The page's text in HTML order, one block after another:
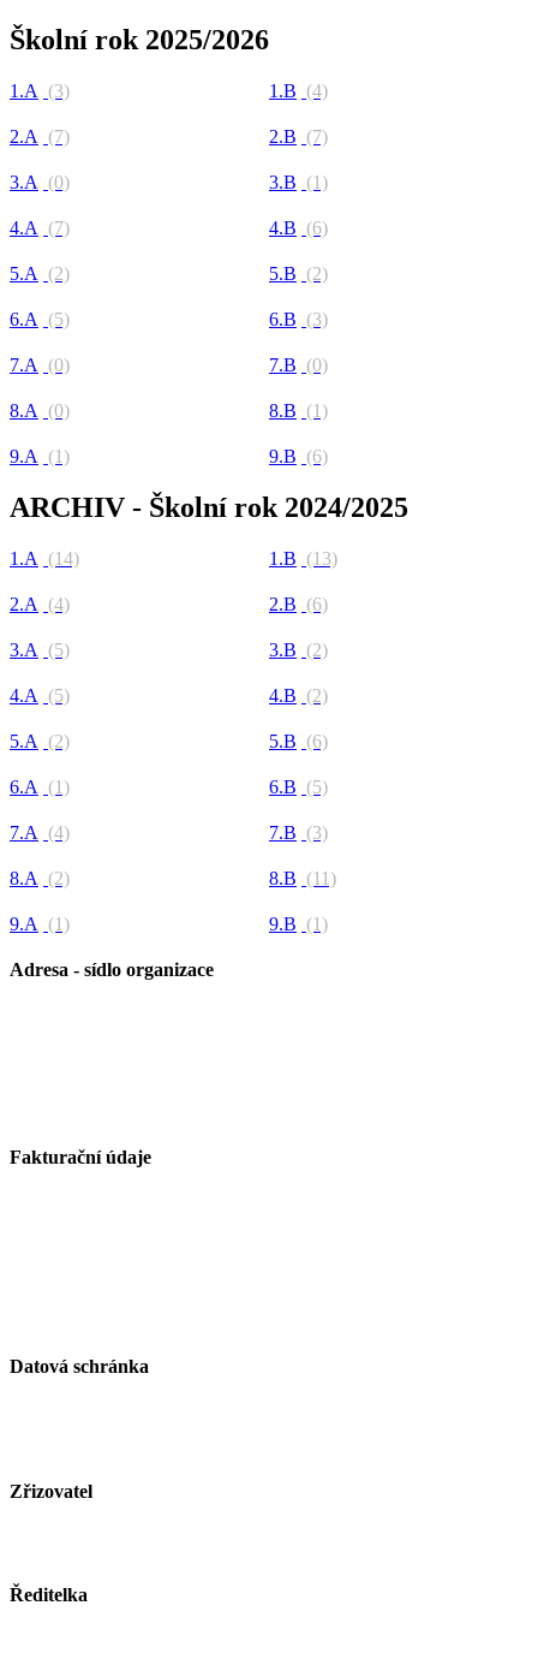
Školní rok 2025/2026
1.A (3) 1.B (4)
2.A (7) 2.B (7)
3.A (0) 3.B (1)
4.A (7) 4.B (6)
5.A (2) 5.B (2)
6.A (5) 6.B (3)
7.A (0) 7.B (0)
8.A (0) 8.B (1)
9.A (1) 9.B (6)
ARCHIV - Školní rok 2024/2025
1.A (14) 1.B (13)
2.A (4) 2.B (6)
3.A (5) 3.B (2)
4.A (5) 4.B (2)
5.A (2) 5.B (6)
6.A (1) 6.B (5)
7.A (4) 7.B (3)
8.A (2) 8.B (11)
9.A (1) 9.B (1)
Adresa - sídlo organizace
Fakturační údaje
Datová schránka
Zřizovatel
Ředitelka